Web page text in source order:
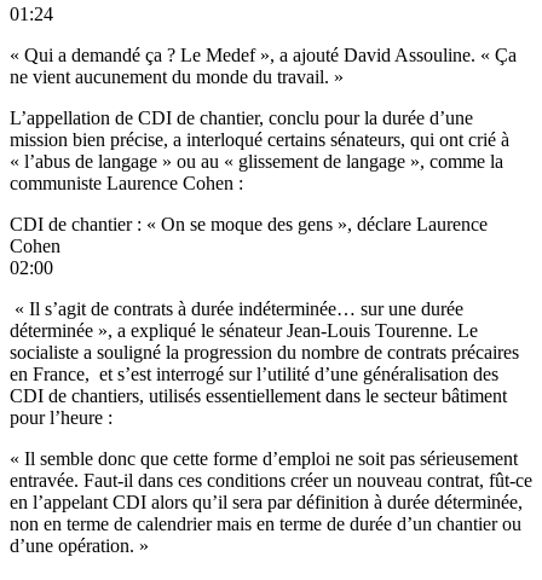
01:24
« Qui a demandé ça ? Le Medef », a ajouté David Assouline. « Ça
ne vient aucunement du monde du travail. »
L’appellation de CDI de chantier, conclu pour la durée d’une
mission bien précise, a interloqué certains sénateurs, qui ont crié à
« l’abus de langage » ou au « glissement de langage », comme la
communiste Laurence Cohen :
CDI de chantier : « On se moque des gens », déclare Laurence
Cohen
02:00
« Il s’agit de contrats à durée indéterminée… sur une durée
déterminée », a expliqué le sénateur Jean-Louis Tourenne. Le
socialiste a souligné la progression du nombre de contrats précaires
en France, et s’est interrogé sur l’utilité d’une généralisation des
CDI de chantiers, utilisés essentiellement dans le secteur bâtiment
pour l’heure :
« Il semble donc que cette forme d’emploi ne soit pas sérieusement
entravée. Faut-il dans ces conditions créer un nouveau contrat, fût-ce
en l’appelant CDI alors qu’il sera par définition à durée déterminée,
non en terme de calendrier mais en terme de durée d’un chantier ou
d’une opération. »